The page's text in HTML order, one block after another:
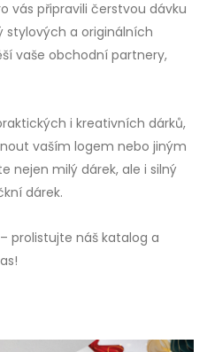
vás připravili čerstvou dávku
stylových a originálních
vaše obchodní partnery,
i kreativních dárků,
vaším logem nebo jiným
nejen milý dárek, ale i silný
dárek.
prolistujte náš katalog a